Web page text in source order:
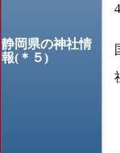
静岡県の神社情
報(＊５)